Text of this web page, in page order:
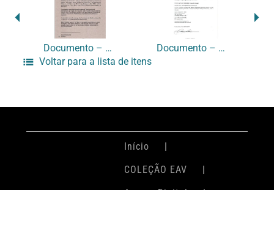
Documento – CS-0064
Documento – CS-0066
Voltar para a lista de itens
Início
COLEÇÃO EAV
Acervo Digital